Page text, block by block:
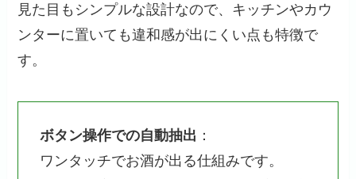
見た目もシンプルな設計なので、キッチンやカウ
ンターに置いても違和感が出にくい点も特徴で
す。
ボタン操作での自動抽出 ：
ワンタッチでお酒が出る仕組みです。